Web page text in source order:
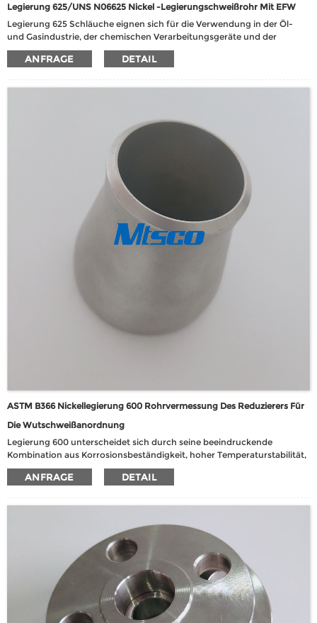
Legierung 625/UNS N06625 Nickel -Legierungschweißrohr Mit EFW
Legierung 625 Schläuche eignen sich für die Verwendung in der Öl-
und Gasindustrie, der chemischen Verarbeitungsgeräte und der
Meeresanwendungen, insbesondere für solche, die hohe Temperatur,
Korrosionsbeständigkeit und hohe Festigkeit benötigen.
ANFRAGE DETAIL
ASTM B366 Nickellegierung 600 Rohrvermessung Des Reduzierers Für
Die Wutschweißanordnung
Legierung 600 unterscheidet sich durch seine beeindruckende
Kombination aus Korrosionsbeständigkeit, hoher Temperaturstabilität,
Festigkeit und hervorragender Fabrikbarkeit. Diese Legierung zeigt
einen robusten Widerstand gegen Korrosion und erhöhte
Anwendungen macht.
ANFRAGE DETAIL